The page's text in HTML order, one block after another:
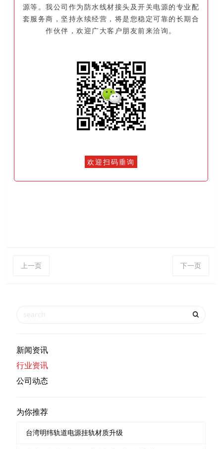
源等。我公司作为防水线材接头及开关电源的专业配
套服务商，坚持永续经营，将是您稳定可靠的长期合
作伙伴，欢迎广大客户朋友前来洽询。
欢迎扫码垂询
上一页 下一页
新闻资讯
行业资讯
公司动态
为你推荐
台湾明纬轨道电源挂轨材质升级